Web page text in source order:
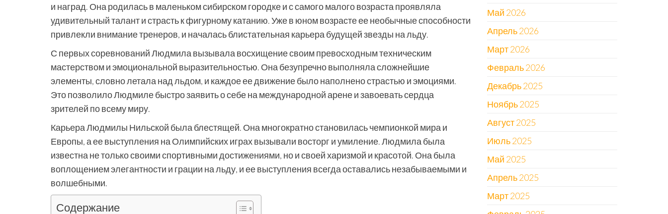
и наград. Она родилась в маленьком сибирском городке и с самого малого возраста проявляла
удивительный талант и страсть к фигурному катанию. Уже в юном возрасте ее необычные способности
привлекли внимание тренеров, и началась блистательная карьера будущей звезды на льду.
С первых соревнований Людмила вызывала восхищение своим превосходным техническим
мастерством и эмоциональной выразительностью. Она безупречно выполняла сложнейшие
элементы, словно летала над льдом, и каждое ее движение было наполнено страстью и эмоциями.
Это позволило Людмиле быстро заявить о себе на международной арене и завоевать сердца
зрителей по всему миру.
Карьера Людмилы Нильской была блестящей. Она многократно становилась чемпионкой мира и
Европы, а ее выступления на Олимпийских играх вызывали восторг и умиление. Людмила была
известна не только своими спортивными достижениями, но и своей харизмой и красотой. Она была
воплощением элегантности и грации на льду, и ее выступления всегда оставались незабываемыми и
волшебными.
Содержание
Май 2026
Апрель 2026
Март 2026
Февраль 2026
Декабрь 2025
Ноябрь 2025
Август 2025
Июль 2025
Май 2025
Апрель 2025
Март 2025